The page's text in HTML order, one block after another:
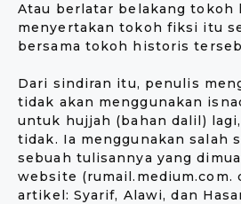
Atau berlatar belakang tokoh
menyertakan tokoh fiksi itu
bersama tokoh historis
Dari sindiran itu, penulis
tidak akan menggunakan
untuk hujjah (bahan dalil)
tidak. Ia menggunakan salah
sebuah tulisannya yang
website (rumail.medium.com.
artikel: Syarif, Alawi, dan